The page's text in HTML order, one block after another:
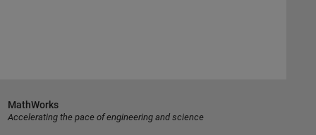
MathWorks
Accelerating the pace of engineering and science